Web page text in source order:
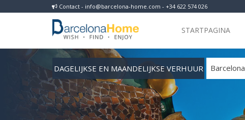
Contact - info@barcelona-home.com - +34 622 574 026
STARTPAGINA
DAGELIJKSE EN MAANDELIJKSE VERHUUR Barcelona